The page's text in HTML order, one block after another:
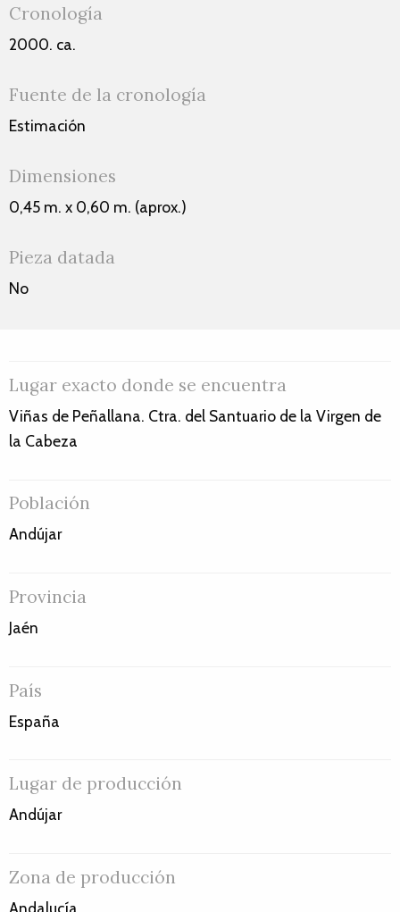
Cronología
2000. ca.
Fuente de la cronología
Estimación
Dimensiones
0,45 m. x 0,60 m. (aprox.)
Pieza datada
No
Lugar exacto donde se encuentra
Viñas de Peñallana. Ctra. del Santuario de la Virgen de
la Cabeza
Población
Andújar
Provincia
Jaén
País
España
Lugar de producción
Andújar
Zona de producción
Andalucía